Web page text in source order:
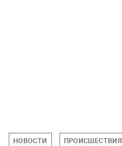
НОВОСТИ ПРОИСШЕСТВИЯ